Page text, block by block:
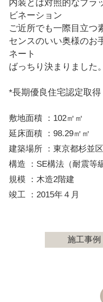
内装とは対照的なブラ
ビネーション
ご近所でも一際目立つ
センスのいい奥様のお
ネート
ばっちり決まりました。
*長期優良住宅認定取得
敷地面積 ：102㎡㎡
延床面積 ：98.29㎡㎡
建築場所 ：東京都杉並区
構造 ：SE構法（耐震等
規模 ：木造2階建
竣工 ：2015年４月
施工事例